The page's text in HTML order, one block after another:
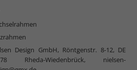
Design GmbH, Röntgenstr. 8-12, DE
Rheda-Wiedenbrück, nielsen-